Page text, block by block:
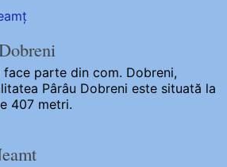
face parte din com. Dobreni,
Pârâu Dobreni este situată la
407 metri.